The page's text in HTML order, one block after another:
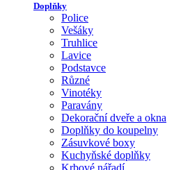
Doplňky
Police
Vešáky
Truhlice
Lavice
Podstavce
Různé
Vinotéky
Paravány
Dekorační dveře a okna
Doplňky do koupelny
Zásuvkové boxy
Kuchyňské doplňky
Krbové nářadí